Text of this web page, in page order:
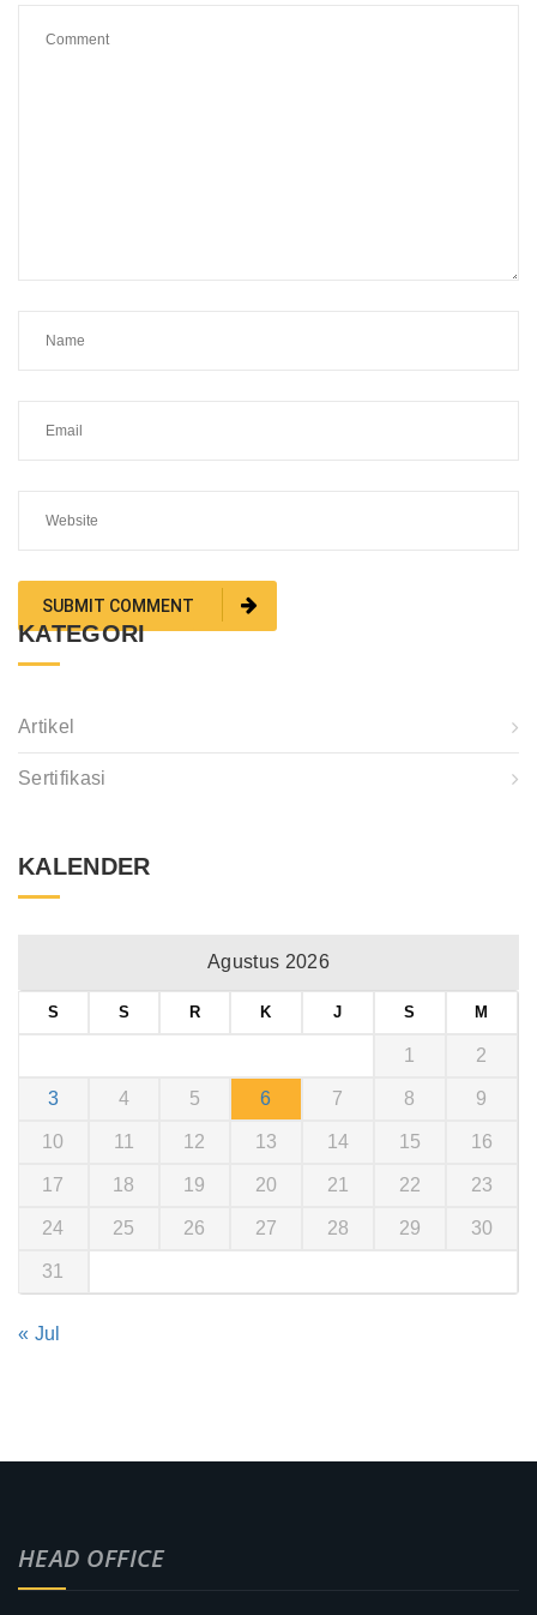
KATEGORI
Artikel
Sertifikasi
KALENDER
Agustus 2026
S S R K J S M
1 2
3 4 5 6 7 8 9
10 11 12 13 14 15 16
17 18 19 20 21 22 23
24 25 26 27 28 29 30
31
« Jul
HEAD OFFICE